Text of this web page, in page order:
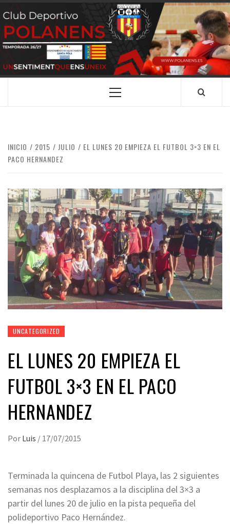
Saltar
al
contenido
CLUB
DEPORTIVO
POLANENS
SANTA POLA
Menú
INICIO 2015 JULIO
EL LUNES 20 EMPIEZA EL FUTBOL 3×3 EN EL
PACO HERNANDEZ
UNCATEGORIZED
EL LUNES 20 EMPIEZA EL
FUTBOL 3×3 EN EL PACO
HERNANDEZ
Por Luis / 17/07/2015
Terminada la quincena de Futbol Playa, las 2 siguientes
semanas nos desplazamos a la disciplina del 3×3 a
partir del lunes 20 de julio en la pista pequeña del
polideportivo Paco Hernández.